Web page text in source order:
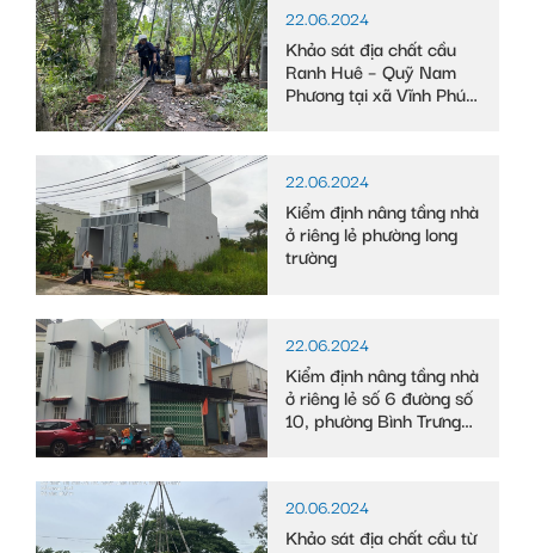
22.06.2024
Khảo sát địa chất cầu
Ranh Huê – Quỹ Nam
Phương tại xã Vĩnh Phú
22.06.2024
Kiểm định nâng tầng nhà
ở riêng lẻ phường long
trường
22.06.2024
Kiểm định nâng tầng nhà
ở riêng lẻ số 6 đường số
10, phường Bình Trưng
20.06.2024
Khảo sát địa chất cầu từ